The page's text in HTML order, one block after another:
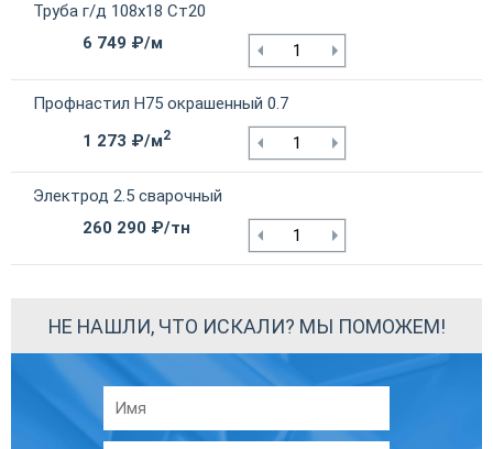
Труба г/д 108х18 Ст20
6 749 ₽/м
Профнастил Н75 окрашенный 0.7
1 273 ₽/м2
Электрод 2.5 сварочный
260 290 ₽/тн
НЕ НАШЛИ, ЧТО ИСКАЛИ? МЫ ПОМОЖЕМ!